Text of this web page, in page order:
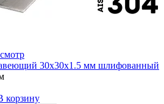
30х30х1.5 мм шлифованный
корзину